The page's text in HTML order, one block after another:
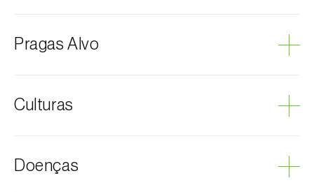
Pragas Alvo
Culturas
Doenças